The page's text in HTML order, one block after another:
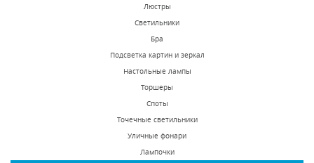
Люстры
Светильники
Бра
Подсветка картин и зеркал
Настольные лампы
Торшеры
Споты
Точечные светильники
Уличные фонари
Лампочки